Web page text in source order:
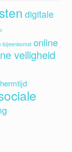
digitale
bijeenkomst online
veiligheid